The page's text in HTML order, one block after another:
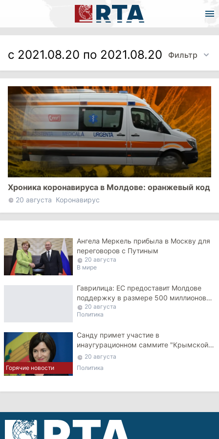
с 2021.08.20 по 2021.08.20 Фильтр
Хроника коронавируса в Молдове: оранжевый код
20 августа Коронавирус
Ангела Меркель прибыла в Москву для
переговоров с Путиным
20 августа
В мире
Гаврилица: ЕС предоставит Молдове
поддержку в размере 500 миллионов
евро20 августа
Политика
Горячие новости
Санду примет участие в
инаугурационном саммите "Крымской
платформы"
20 августа
Политика